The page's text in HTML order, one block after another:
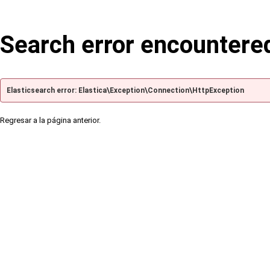
Search error
Elasticsearch error: Elastica\Exception\Connection\HttpException
Regresar a la página anterior.